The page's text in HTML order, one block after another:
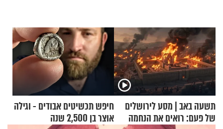
תשעה באב | מסע לירושלים
של פעם: רואים את הנחמה
חיפש תכשיטים אבודים - וגילה
אוצר בן 2,500 שנה